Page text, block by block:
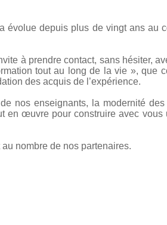
évolue depuis plus de vingt ans au
à prendre contact, sans hésiter,
tout au long de la vie », que
des acquis de l’expérience.
nos enseignants, la modernité
en œuvre pour construire avec vous
nombre de nos partenaires.